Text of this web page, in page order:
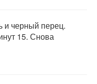
и черный перец.
15. Снова